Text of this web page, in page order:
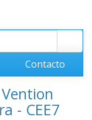
Contacto
- CEE7